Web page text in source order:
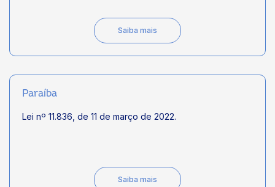
Saiba mais
Paraíba
Lei nº 11.836, de 11 de março de 2022.
Saiba mais